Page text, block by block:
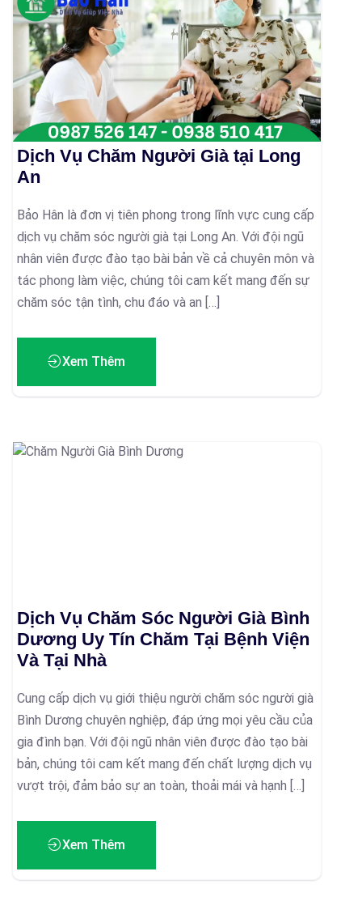
Dịch Vụ Chăm Người Già tại Long
An
Bảo Hân là đơn vị tiên phong trong lĩnh vực cung cấp
dịch vụ chăm sóc người già tại Long An. Với đội ngũ
nhân viên được đào tạo bài bản về cả chuyên môn và
tác phong làm việc, chúng tôi cam kết mang đến sự
chăm sóc tận tình, chu đáo và an […]
Xem Thêm
Dịch Vụ Chăm Sóc Người Già Bình
Dương Uy Tín Chăm Tại Bệnh Viện
Và Tại Nhà
Cung cấp dịch vụ giới thiệu người chăm sóc người già
Bình Dương chuyên nghiệp, đáp ứng mọi yêu cầu của
gia đình bạn. Với đội ngũ nhân viên được đào tạo bài
bản, chúng tôi cam kết mang đến chất lượng dịch vụ
vượt trội, đảm bảo sự an toàn, thoải mái và hạnh […]
Xem Thêm